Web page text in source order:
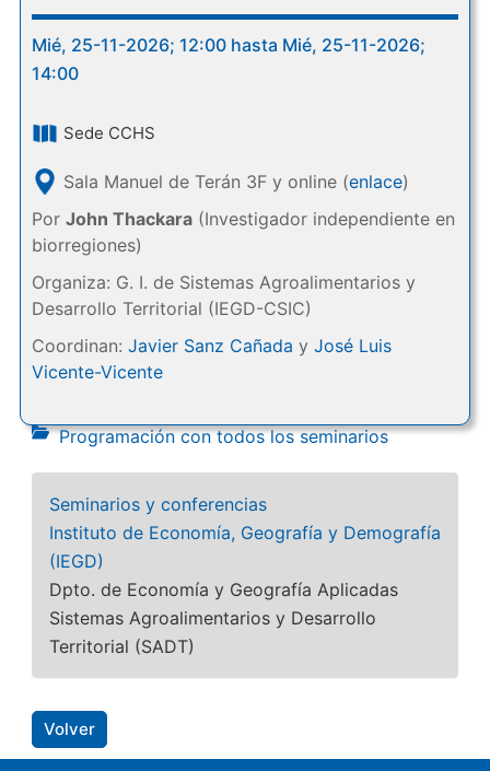
Mié, 25-11-2026; 12:00 hasta Mié, 25-11-2026;
14:00
Sede CCHS
Sala Manuel de Terán 3F y online (enlace)
Por John Thackara(Investigador independiente en
biorregiones)
Organiza: G. I. de Sistemas Agroalimentarios y
Desarrollo Territorial (IEGD-CSIC)
Coordinan: Javier Sanz Cañada y José Luis
Vicente-Vicente
Programación con todos los seminarios
Seminarios y conferencias
Instituto de Economía, Geografía y Demografía
(IEGD)
Dpto. de Economía y Geografía Aplicadas
Sistemas Agroalimentarios y Desarrollo
Territorial (SADT)
Volver